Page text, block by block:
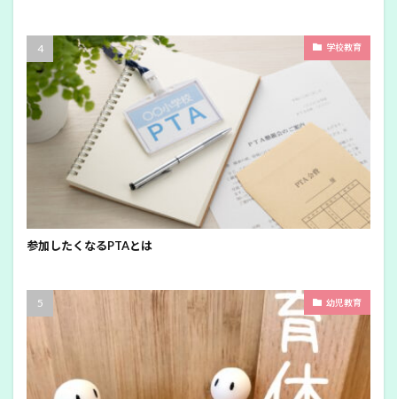
学校教育
参加したくなるPTAとは
幼児教育